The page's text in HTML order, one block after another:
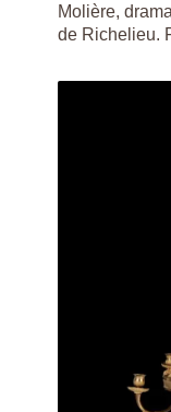
Molière,
de Richelieu.